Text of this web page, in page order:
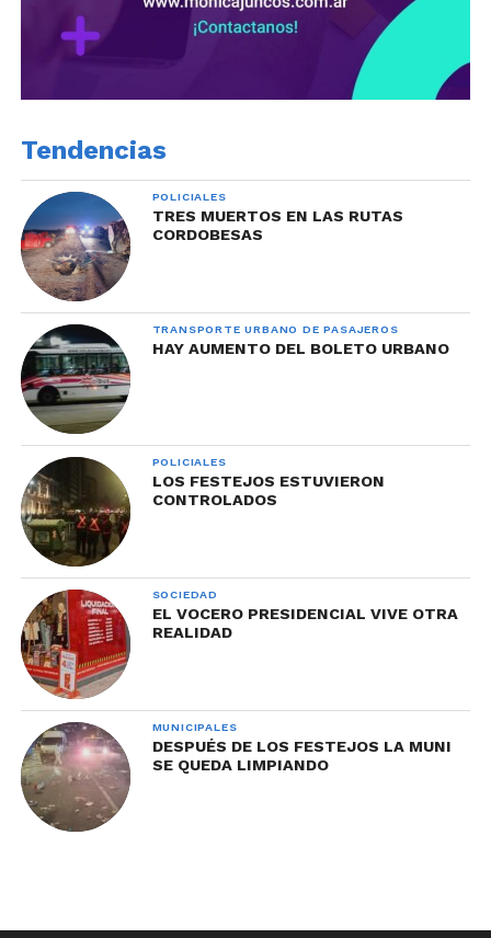
Tendencias
POLICIALES
TRES MUERTOS EN LAS RUTAS
CORDOBESAS
TRANSPORTE URBANO DE PASAJEROS
HAY AUMENTO DEL BOLETO URBANO
POLICIALES
LOS FESTEJOS ESTUVIERON
CONTROLADOS
SOCIEDAD
EL VOCERO PRESIDENCIAL VIVE OTRA
REALIDAD
MUNICIPALES
DESPUÉS DE LOS FESTEJOS LA MUNI
SE QUEDA LIMPIANDO